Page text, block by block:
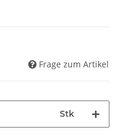
Frage zum Artikel
Stk